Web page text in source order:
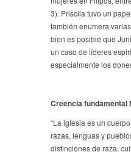
3). Priscila tuvo un
también enumera
bien es posible que
un caso de líderes
especialmente los
Creencia fundamental
“La iglesia es un
razas, lenguas y
distinciones de raza,